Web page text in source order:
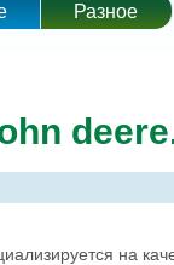
Разное
на